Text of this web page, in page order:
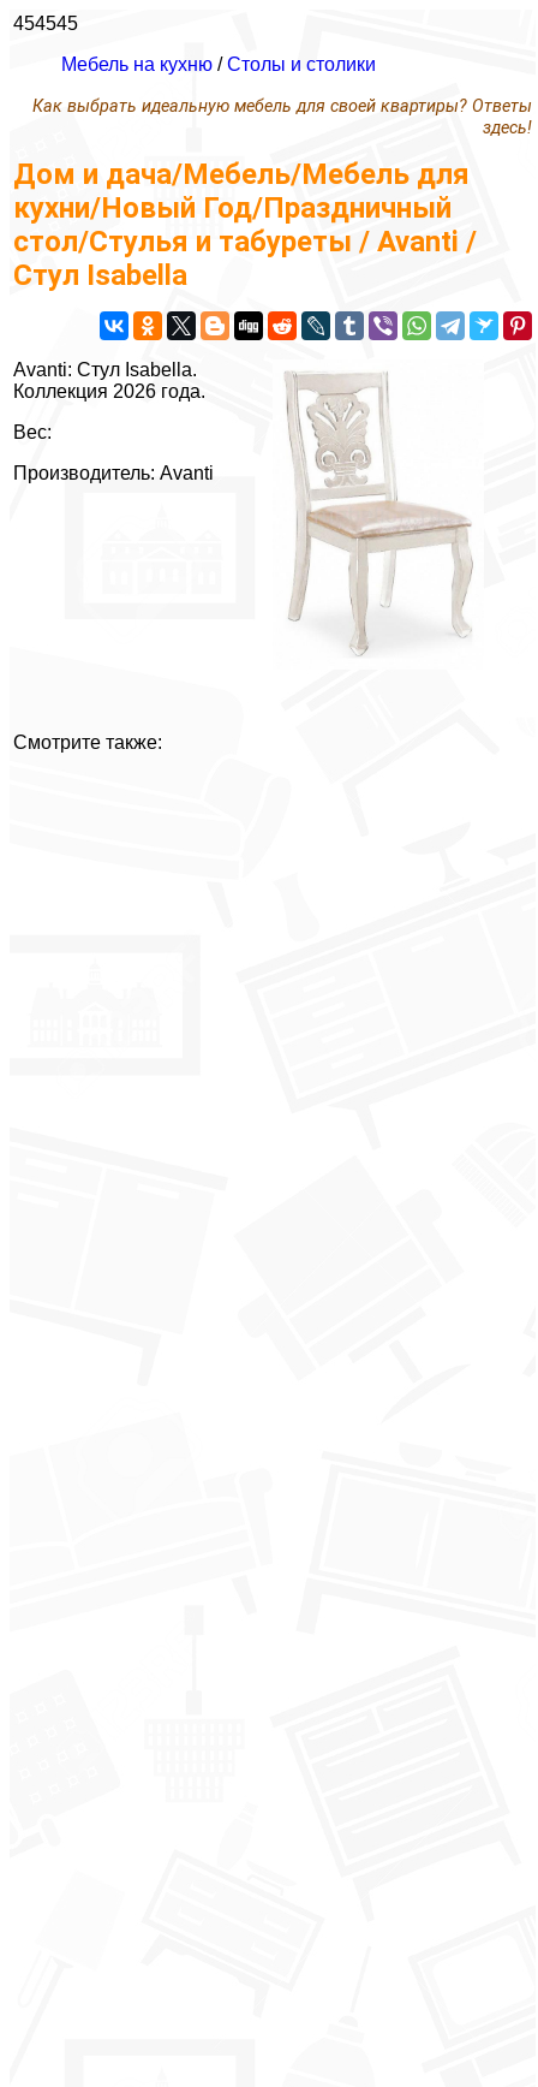
454545
Мебель на кухню /Столы и столики
Как выбрать идеальную мебель для своей квартиры? Ответы
здесь!
Дом и дача/Мебель/Мебель для
кухни/Новый Год/Праздничный
стол/Стулья и табуреты / Avanti /
Стул Isabella
Avanti: Стул Isabella.
Коллекция 2026 года.
Вес:
Производитель: Avanti
Смотрите также: